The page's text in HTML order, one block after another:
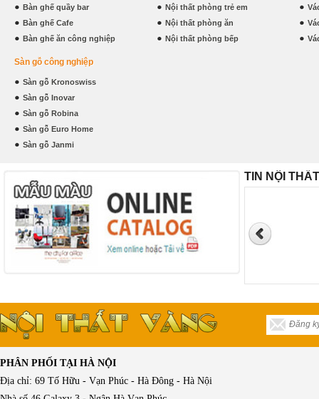
Bàn ghế quầy bar
Bàn ghế Cafe
Bàn ghế ăn công nghiệp
Nội thất phòng trẻ em
Nội thất phòng ăn
Nội thất phòng bếp
Sàn gỗ công nghiệp
Sàn gỗ Kronoswiss
Sàn gỗ Inovar
Sàn gỗ Robina
Sàn gỗ Euro Home
Sàn gỗ Janmi
TIN NỘI
PHÂN PHỐI TẠI HÀ NỘI
Địa chỉ: 69 Tố Hữu - Vạn Phúc - Hà Đông - Hà Nội